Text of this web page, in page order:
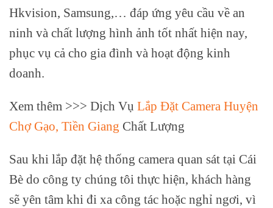
Hkvision, Samsung,… đáp ứng yêu cầu về an
ninh và chất lượng hình ảnh tốt nhất hiện nay,
phục vụ cả cho gia đình và hoạt động kinh
doanh.
Xem thêm >>> Dịch Vụ Lắp Đặt Camera Huyện
Chợ Gạo, Tiền Giang Chất Lượng
Sau khi lắp đặt hệ thống camera quan sát tại Cái
Bè do công ty chúng tôi thực hiện, khách hàng
sẽ yên tâm khi đi xa công tác hoặc nghỉ ngơi, vì